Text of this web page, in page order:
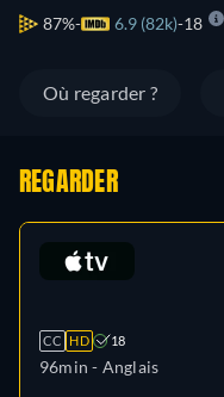
87% 6.9 (82k) 18
Où regarder ?
REGARDER
CC HD 18
96min - Anglais